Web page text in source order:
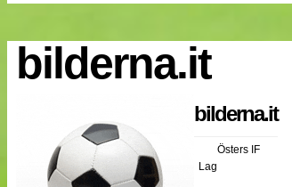
Cuper
Medlemmar
Medlemsbilder
Split vision
bilderna.it
bilderna.it
Lag
Östers IF